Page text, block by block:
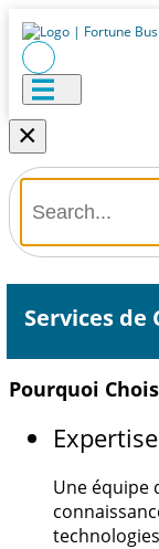
×
Services de
Pourquoi
Une équipe